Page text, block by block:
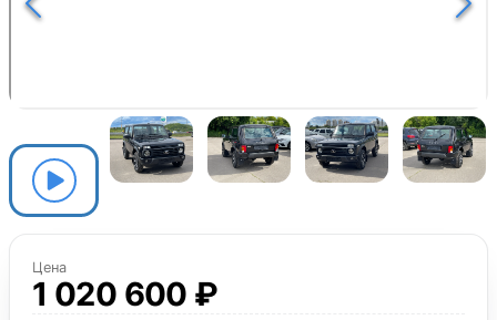
Цена
1 020 600 ₽